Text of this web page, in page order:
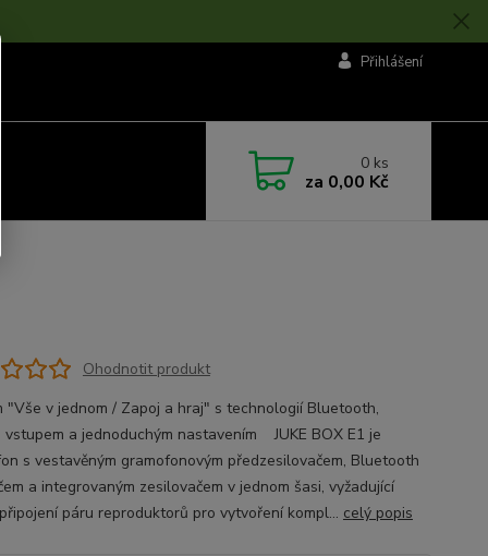
Přihlášení
0 ks
za 0,00 Kč
Ohodnotit produkt
"Vše v jednom / Zapoj a hraj" s technologií Bluetooth,
vstupem a jednoduchým nastavením JUKE BOX E1 je
s vestavěným gramofonovým předzesilovačem, Bluetooth
a integrovaným zesilovačem v jednom šasi, vyžadující
páru reproduktorů pro vytvoření kompl... celý popis